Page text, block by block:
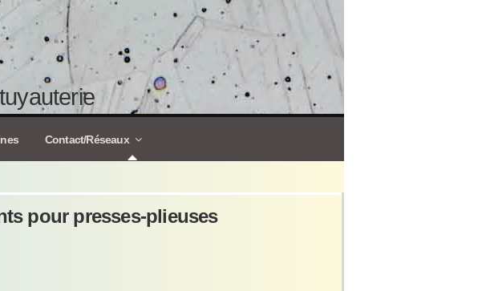
Contact/Réseaux
pour presses-plieuses